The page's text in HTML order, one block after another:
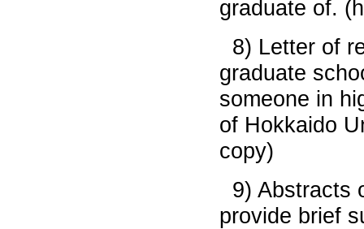
graduate of.
8) Letter of
graduate
someone in
of Hokkaido
copy)
9) Abstracts
provide brief